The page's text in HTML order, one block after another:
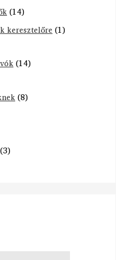
(14)
keresztelőre (1)
(14)
(8)
(3)